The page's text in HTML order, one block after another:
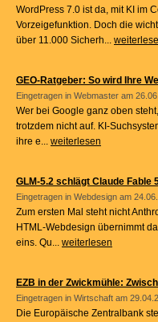
WordPress 7.0 ist da, mit KI im
Vorzeigefunktion. Doch die
über 11.000 Sicherh...
GEO-Ratgeber: So wird Ihre
Eingetragen in Webmaster am
Wer bei Google ganz oben
trotzdem nicht auf. KI-
ihre e... weiterlesen
GLM-5.2 schlägt Claude Fable
Eingetragen in Webdesign am
Zum ersten Mal steht nicht
HTML-Webdesign übernimmt
eins. Qu... weiterlesen
EZB in der Zwickmühle:
Eingetragen in Wirtschaft am
Die Europäische Zentralbank